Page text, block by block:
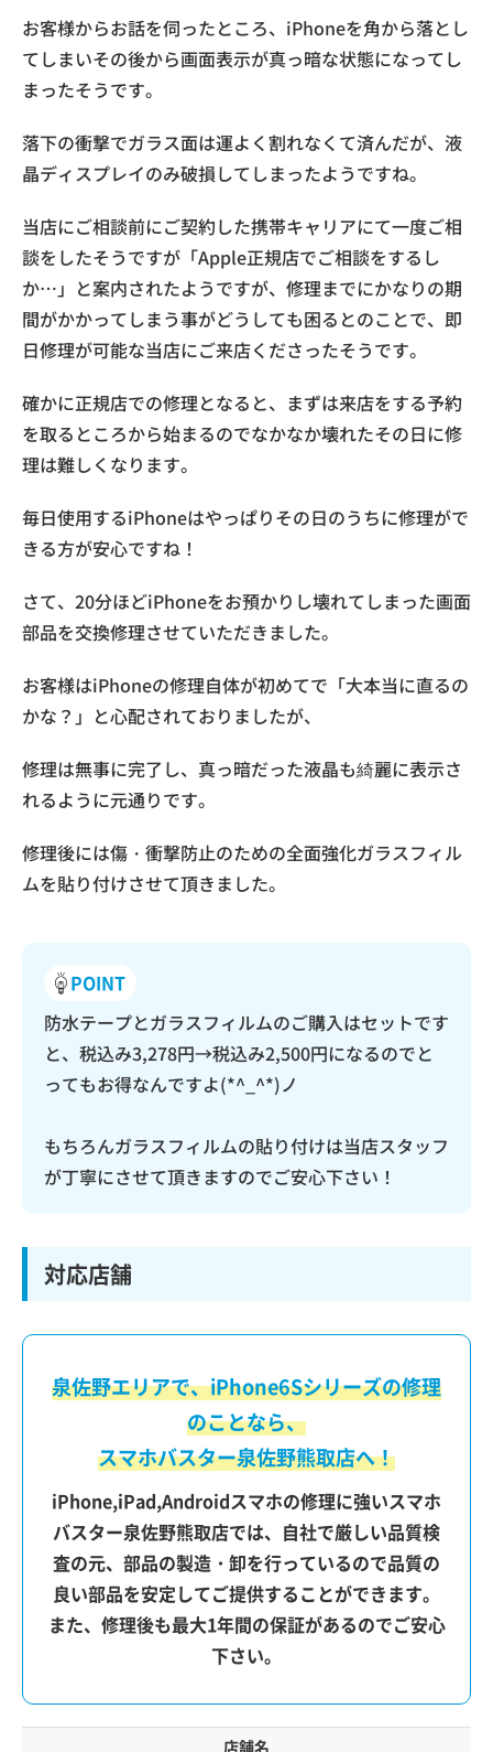
お客様からお話を伺ったところ、iPhoneを角から落とし
てしまいその後から画面表示が真っ暗な状態になってし
まったそうです。
落下の衝撃でガラス面は運よく割れなくて済んだが、液
晶ディスプレイのみ破損してしまったようですね。
当店にご相談前にご契約した携帯キャリアにて一度ご相
談をしたそうですが「Apple正規店でご相談をするし
か…」と案内されたようですが、修理までにかなりの期
間がかかってしまう事がどうしても困るとのことで、即
日修理が可能な当店にご来店くださったそうです。
確かに正規店での修理となると、まずは来店をする予約
を取るところから始まるのでなかなか壊れたその日に修
理は難しくなります。
毎日使用するiPhoneはやっぱりその日のうちに修理がで
きる方が安心ですね！
さて、20分ほどiPhoneをお預かりし壊れてしまった画面
部品を交換修理させていただきました。
お客様はiPhoneの修理自体が初めてで「大本当に直るの
かな？」と心配されておりましたが、
修理は無事に完了し、真っ暗だった液晶も綺麗に表示さ
れるように元通りです。
修理後には傷・衝撃防止のための全面強化ガラスフィル
ムを貼り付けさせて頂きました。
POINT
防水テープとガラスフィルムのご購入はセットです
と、税込み3,278円→税込み2,500円になるのでと
ってもお得なんですよ(*^_^*)ノ
もちろんガラスフィルムの貼り付けは当店スタッフ
が丁寧にさせて頂きますのでご安心下さい！
対応店舗
泉佐野エリアで、iPhone6Sシリーズの修理
のことなら、
スマホバスター泉佐野熊取店へ！
iPhone,iPad,Androidスマホの修理に強いスマホ
バスター泉佐野熊取店では、自社で厳しい品質検
査の元、部品の製造・卸を行っているので品質の
良い部品を安定してご提供することができます。
また、修理後も最大1年間の保証があるのでご安心
下さい。
店舗名